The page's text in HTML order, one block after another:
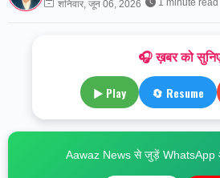
शनिवार, जून 06, 2026
1 minute read
🎧 ख़बर को
▶ Play 🔄 Resume
Aawaz News से जुड़ें WhatsApp